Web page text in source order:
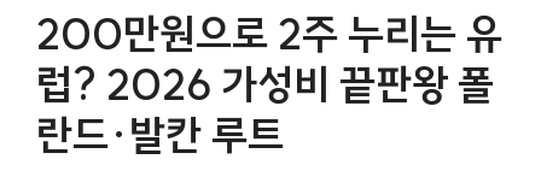
200만원으로 2주 누리는 유
럽? 2026 가성비 끝판왕 폴
란드·발칸 루트